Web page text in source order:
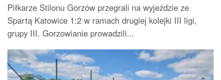
Piłkarze Stilonu Gorzów przegrali na wyjeździe ze
Spartą Katowice 1:2 w ramach drugiej kolejki III ligi,
grupy III. Gorzowianie prowadzili...